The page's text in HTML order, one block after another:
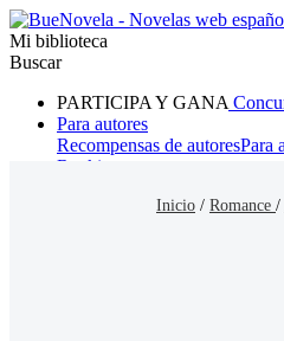
Mi biblioteca
Buscar
PARTICIPA Y GANA
Para autores
Recompensas de autoresPara
Ranking
Inicio / Romance /